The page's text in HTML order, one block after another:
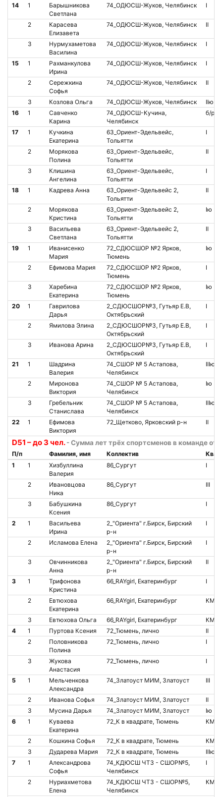
14 1
Барышникова
Светлана
74_ОДЮСШ-Жуков, Челябинск I
2
Карасева
Елизавета
74_ОДЮСШ-Жуков, Челябинск II
3
Нурмухаметова
Василина
74_ОДЮСШ-Жуков, Челябинск I
15 1
Рахманкулова
Ирина
74_ОДЮСШ-Жуков, Челябинск I
2
Сережкина
Софья
74_ОДЮСШ-Жуков, Челябинск II
3 Козлова Ольга 74_ОДЮСШ-Жуков, Челябинск
IIю
16
1
Савченко
Карина
74_ОДЮСШ-Кучина,
Челябинск
б/р
17 1
Кучкина
Екатерина
63_Ориент-Эдельвейс,
Тольятти
I
2
Морякова
Полина
63_Ориент-Эдельвейс,
Тольятти
II
3
Клишина
Ангелина
63_Ориент-Эдельвейс,
Тольятти
I
18 1 Кадрева Анна
63_Ориент-Эдельвейс 2,
Тольятти
II
2
Морякова
Кристина
63_Ориент-Эдельвейс 2,
Тольятти
Iю
3
Васильева
Светлана
63_Ориент-Эдельвейс 2,
Тольятти
II
19 1
Иванисенко
Мария
72_СДЮСШОР №2 Ярков,
Тюмень
Iю
2 Ефимова Мария
72_СДЮСШОР №2 Ярков,
Тюмень
I
3
Харебина
Екатерина
72_СДЮСШОР №2 Ярков,
Тюмень
Iю
20 1
Гаврилова
Дарья
2_СДЮСШОР№3, Гутьяр Е.В,
Октябрьский
I
2 Ямилова Элина
2_СДЮСШОР№3, Гутьяр Е.В,
Октябрьский
I
3 Иванова Арина
2_СДЮСШОР№3, Гутьяр Е.В,
Октябрьский
I
21 1
Шадрина
Валерия
74_СШОР № 5 Астапова,
Челябинск
IIIю
2
Миронова
Виктория
74_СШОР № 5 Астапова,
Челябинск
Iю
3
Гребельник
Станислава
74_СШОР № 5 Астапова,
Челябинск
IIIю
22 1
Ефимова
Виктория
72_Щетково, Ярковский р-н II
D51 – до 3 чел. - Сумма лет трёх спортсменов в команде от
П/п Фамилия, имя Коллектив
Квал.
1
1
Хизбуллина
Валерия
86_Сургут I
2
Ивановцова
Ника
86_Сургут III
3
Бабушкина
Ксения
86_Сургут I
2 1
Васильева
Ирина
2_"Ориента" г.Бирск, Бирский
р-н
I
2 Исламова Елена
2_"Ориента" г.Бирск, Бирский
р-н
I
3
Овчинникова
Анна
2_"Ориента" г.Бирск, Бирский
р-н
II
3 1
Трифонова
Кристина
66_RAYgirl, Екатеринбург I
2
Евтюхова
Екатерина
66_RAYgirl, Екатеринбург КМС
3 Евтюхова Ольга 66_RAYgirl, Екатеринбург
КМС
4
1 Пуртова Ксения 72_Тюмень, лично
II
2
Половникова
Полина
72_Тюмень, лично I
3
Жукова
Анастасия
72_Тюмень, лично I
5 1
Мельченкова
Александра
74_Златоуст МИМ, Златоуст III
2 Иванова Софья 74_Златоуст МИМ, Златоуст
II
3
Мусина Дарья 74_Златоуст МИМ, Златоуст
Iю
6
1
Куваева
Екатерина
72_К в квадрате, Тюмень КМС
2 Кошкина Софья 72_К в квадрате, Тюмень
КМС
3
Дударева Мария 72_К в квадрате, Тюмень
IIIю
7
1
Александрова
Софья
74_КДЮСШ ЧТЗ - СШОР№5,
Челябинск
I
2
Нуриахметова
Елена
74_КДЮСШ ЧТЗ - СШОР№5,
Челябинск
КМС